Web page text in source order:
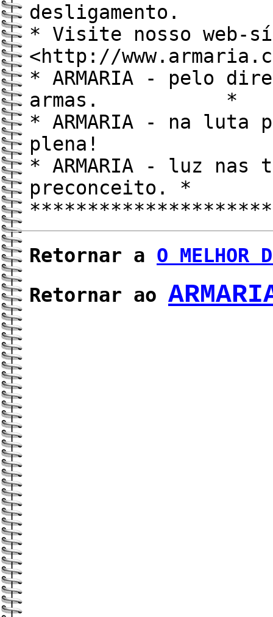
* Visite nosso web-
<http://
* ARMARIA - pelo
armas. *
* ARMARIA - na luta
plena!
* ARMARIA - luz nas
preconceito. *
Retornar a O MELHOR
Retornar ao